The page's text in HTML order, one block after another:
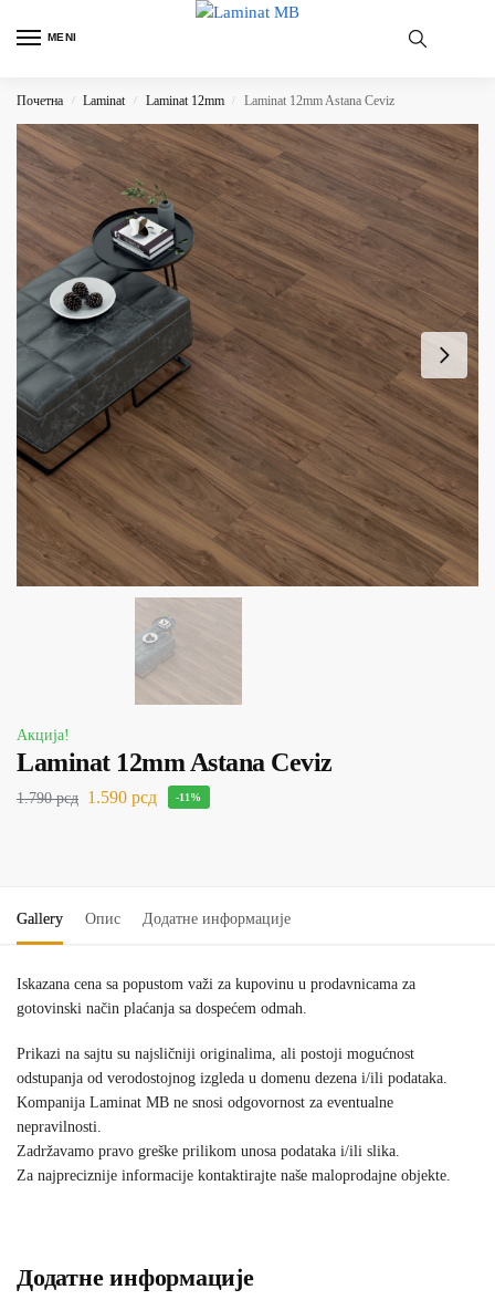
MENI
Почетна / Laminat / Laminat 12mm / Laminat 12mm Astana Ceviz
Акција!
Laminat 12mm Astana Ceviz
1.790рсд 1.590 рсд -11%
Gallery Опис Додатне информације
Iskazana cena sa popustom važi za kupovinu u prodavnicama za
gotovinski način plaćanja sa dospećem odmah.
Prikazi na sajtu su najsličniji originalima, ali postoji mogućnost
odstupanja od verodostojnog izgleda u domenu dezena i/ili podataka.
Kompanija Laminat MB ne snosi odgovornost za eventualne
nepravilnosti.
Zadržavamo pravo greške prilikom unosa podataka i/ili slika.
Za najpreciznije informacije kontaktirajte naše maloprodajne objekte.
Додатне информације